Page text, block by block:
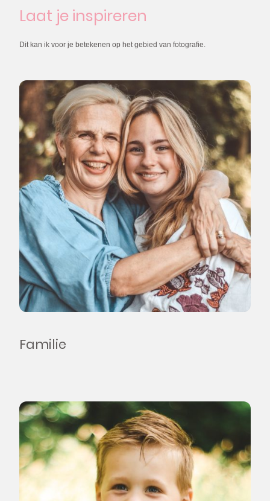
Laat je inspireren
Dit kan ik voor je betekenen op het gebied van fotografie.
Familie